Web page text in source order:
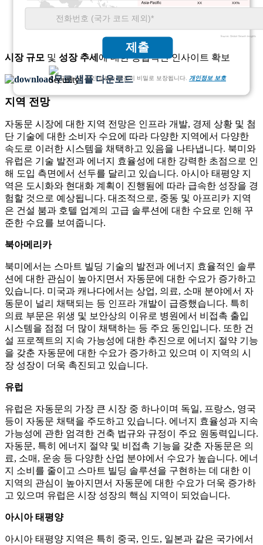
제출
고객님의 개인 정보는 완전히 비밀로 보장됩니다. 개인정보 보호
XX%
XX
시장 규모 및 성장 추세 에 대한 종합적인 인사이트 확보
무료 샘플 다운로드
지역 전망
자동문 시장에 대한 지역 전망은 인프라 개발, 경제 상황 및 첨
단 기술에 대한 소비자 수요에 따라 다양한 지역에서 다양한
속도로 이러한 시스템을 채택하고 있음을 나타냅니다. 북미와
유럽은 기술 발전과 에너지 효율성에 대한 강력한 초점으로 인
해 도입 측면에서 선두를 달리고 있습니다. 아시아 태평양 지
역은 도시화와 현대화 계획이 진행됨에 따라 급속한 성장을 경
험할 것으로 예상됩니다. 대조적으로, 중동 및 아프리카 지역
은 건설 붐과 호텔 업계의 고급 솔루션에 대한 수요로 인해 꾸
준한 수요를 보여줍니다.
북아메리카
북미에서는 스마트 빌딩 기술의 발전과 에너지 효율적인 솔루
션에 대한 관심이 높아지면서 자동문에 대한 수요가 증가하고
있습니다. 미국과 캐나다에서는 상업, 의료, 소매 분야에서 자
동문이 널리 채택되는 등 인프라 개발이 급증했습니다. 특히
의료 부문은 위생 및 보안상의 이유로 병원에서 비접촉 출입
시스템을 점점 더 많이 채택하는 등 주요 동인입니다. 또한 건
설 프로젝트의 지속 가능성에 대한 추진으로 에너지 절약 기능
을 갖춘 자동문에 대한 수요가 증가하고 있으며 이 지역의 시
장 성장이 더욱 촉진되고 있습니다.
유럽
유럽은 자동문의 가장 큰 시장 중 하나이며 독일, 프랑스, ​​영국
등이 자동문 채택을 주도하고 있습니다. 에너지 효율성과 지속
가능성에 관한 엄격한 건축 법규와 규정이 주요 원동력입니다.
자동문, 특히 에너지 절약 및 비접촉 기능을 갖춘 자동문은 의
료, 소매, 운송 등 다양한 산업 분야에서 수요가 높습니다. 에너
지 소비를 줄이고 스마트 빌딩 솔루션을 구현하는 데 대한 이
지역의 관심이 높아지면서 자동문에 대한 수요가 더욱 증가하
고 있으며 유럽은 시장 성장의 핵심 지역이 되었습니다.
아시아 태평양
아시아 태평양 지역은 특히 중국, 인도, 일본과 같은 국가에서